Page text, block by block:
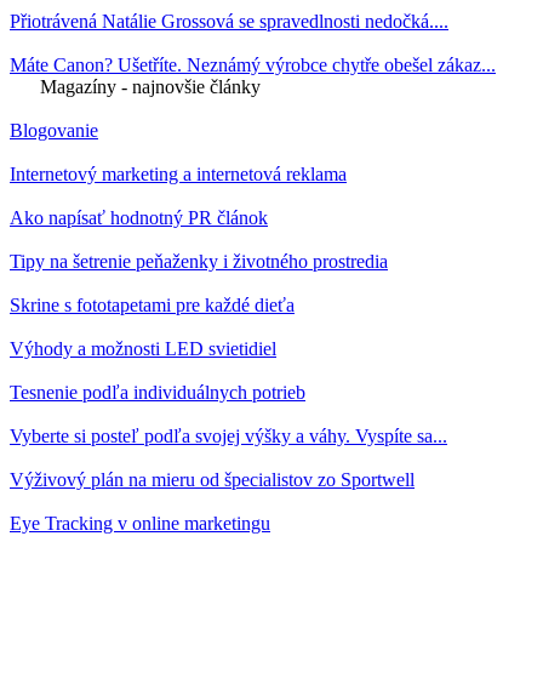
Přiotrávená Natálie Grossová se spravedlnosti nedočká....
Máte Canon? Ušetříte. Neznámý výrobce chytře obešel zákaz...
Magazíny - najnovšie články
Blogovanie
Internetový marketing a internetová reklama
Ako napísať hodnotný PR článok
Tipy na šetrenie peňaženky i životného prostredia
Skrine s fototapetami pre každé dieťa
Výhody a možnosti LED svietidiel
Tesnenie podľa individuálnych potrieb
Vyberte si posteľ podľa svojej výšky a váhy. Vyspíte sa...
Výživový plán na mieru od špecialistov zo Sportwell
Eye Tracking v online marketingu